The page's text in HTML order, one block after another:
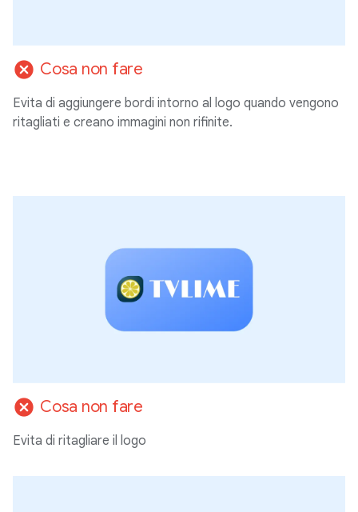
cancel Cosa non fare
Evita di aggiungere bordi intorno al logo quando vengono
ritagliati e creano immagini non rifinite.
cancel Cosa non fare
Evita di ritagliare il logo